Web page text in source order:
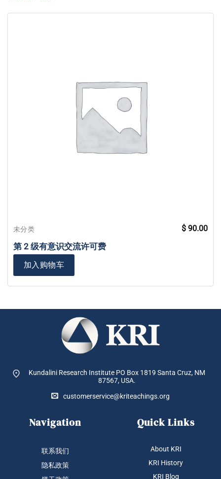
未分类
第 2 级有意识交流许可费
$ 90.00
加入购物车
Kundalini Research Institute PO Box 1819 Santa Cruz, NM
87567, USA.
customerservice@kriteachings.org
Navigation
联系我们
隐私政策
Quick Links
About KRI
KRI History
KRI Blog